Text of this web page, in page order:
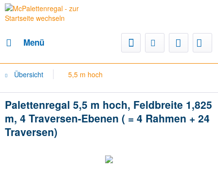
Menü
Übersicht 5,5 m hoch
Palettenregal 5,5 m hoch, Feldbreite 1,825
m, 4 Traversen-Ebenen ( = 4 Rahmen + 24
Traversen)